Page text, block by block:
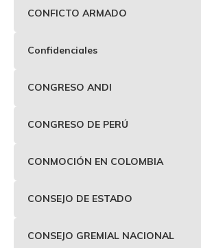
CONFICTO ARMADO
Confidenciales
CONGRESO ANDI
CONGRESO DE PERÚ
CONMOCIÓN EN COLOMBIA
CONSEJO DE ESTADO
CONSEJO GREMIAL NACIONAL